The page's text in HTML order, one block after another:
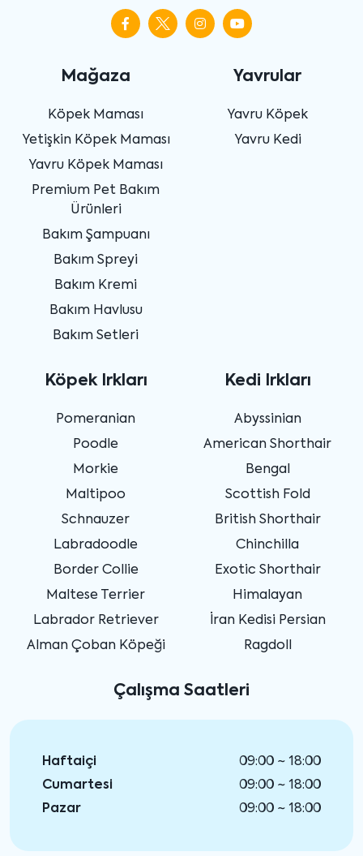
Mağaza
Köpek Maması
Yetişkin Köpek Maması
Yavru Köpek Maması
Premium Pet Bakım
Ürünleri
Bakım Şampuanı
Bakım Spreyi
Bakım Kremi
Bakım Havlusu
Bakım Setleri
Yavrular
Yavru Köpek
Yavru Kedi
Köpek Irkları
Pomeranian
Poodle
Morkie
Maltipoo
Schnauzer
Labradoodle
Border Collie
Maltese Terrier
Labrador Retriever
Alman Çoban Köpeği
Kedi Irkları
Abyssinian
American Shorthair
Bengal
Scottish Fold
British Shorthair
Chinchilla
Exotic Shorthair
Himalayan
İran Kedisi Persian
Ragdoll
Çalışma Saatleri
Haftaiçi
09:00 ~ 18:00
Cumartesi
09:00 ~ 18:00
Pazar
09:00 ~ 18:00